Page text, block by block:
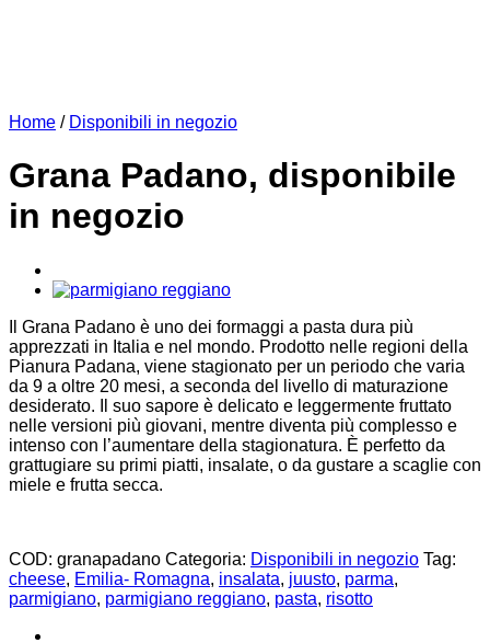
Home / Disponibili in negozio
Grana Padano, disponibile
in negozio
Il Grana Padano è uno dei formaggi a pasta dura più
apprezzati in Italia e nel mondo. Prodotto nelle regioni della
Pianura Padana, viene stagionato per un periodo che varia
da 9 a oltre 20 mesi, a seconda del livello di maturazione
desiderato. Il suo sapore è delicato e leggermente fruttato
nelle versioni più giovani, mentre diventa più complesso e
intenso con l’aumentare della stagionatura. È perfetto da
grattugiare su primi piatti, insalate, o da gustare a scaglie con
miele e frutta secca.
COD: granapadano Categoria: Disponibili in negozio Tag:
cheese, Emilia- Romagna, insalata, juusto, parma,
parmigiano, parmigiano reggiano, pasta, risotto